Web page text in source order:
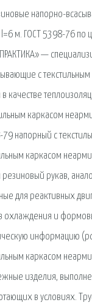
напорно-
м. ГОСТ 5398-76 по
—
с
качестве
каркасом
напорный с
каркасом
рукав,
для реактивных
охлаждения и
информацию
каркасом
изделия,
в условиях.